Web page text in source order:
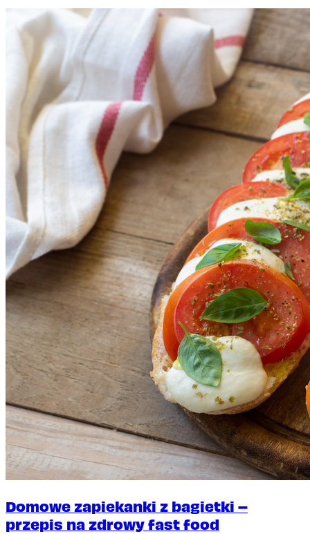
Domowe zapiekanki z bagietki –
przepis na zdrowy fast food